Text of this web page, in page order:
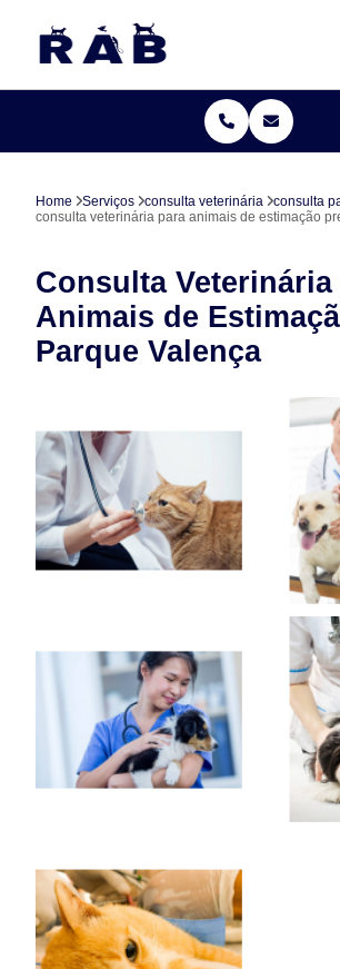
Home Serviços consulta veterinária
consulta
consulta veterinária para animais de estimação
Consulta Veterinária
Animais de
Parque Valença